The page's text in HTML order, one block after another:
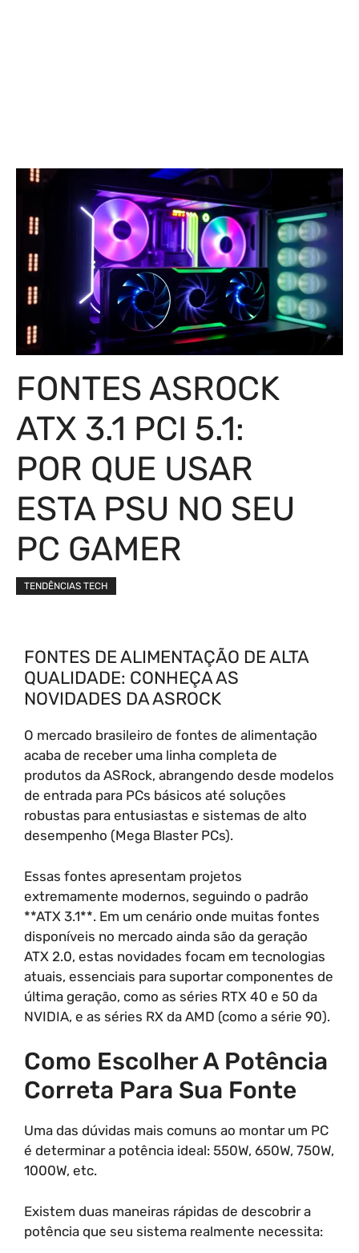
FONTES ASROCK
ATX 3.1 PCI 5.1:
POR QUE USAR
ESTA PSU NO SEU
PC GAMER
TENDÊNCIAS TECH
FONTES DE ALIMENTAÇÃO DE ALTA
QUALIDADE: CONHEÇA AS
NOVIDADES DA ASROCK
O mercado brasileiro de fontes de alimentação
acaba de receber uma linha completa de
produtos da ASRock, abrangendo desde modelos
de entrada para PCs básicos até soluções
robustas para entusiastas e sistemas de alto
desempenho (Mega Blaster PCs).
Essas fontes apresentam projetos
extremamente modernos, seguindo o padrão
**ATX 3.1**. Em um cenário onde muitas fontes
disponíveis no mercado ainda são da geração
ATX 2.0, estas novidades focam em tecnologias
atuais, essenciais para suportar componentes de
última geração, como as séries RTX 40 e 50 da
NVIDIA, e as séries RX da AMD (como a série 90).
Como Escolher A Potência
Correta Para Sua Fonte
Uma das dúvidas mais comuns ao montar um PC
é determinar a potência ideal: 550W, 650W, 750W,
1000W, etc.
Existem duas maneiras rápidas de descobrir a
potência que seu sistema realmente necessita: